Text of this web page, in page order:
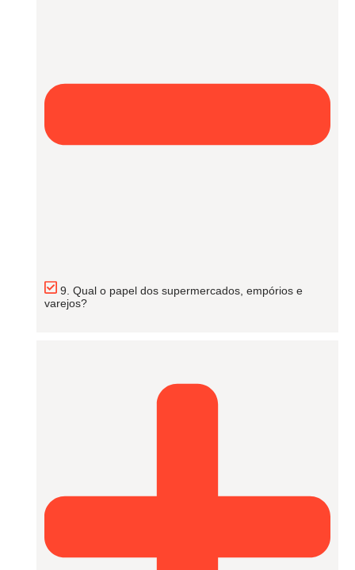
9. Qual o papel dos supermercados, empórios e
varejos?